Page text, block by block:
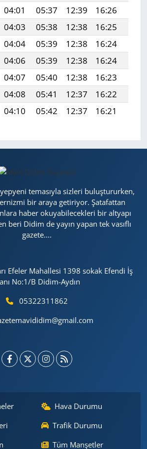
04:01 05:37 12:39 16:26
04:03 05:38 12:38 16:25
04:04 05:39 12:38 16:24
04:06 05:39 12:38 16:24
04:07 05:40 12:38 16:23
04:08 05:41 12:37 16:22
04:10 05:42 12:37 16:21
temasıyla sizleri buluştururken,
bir araya getiriyor. Şatafattan
haber okuyabilecekleri bir altyapı
beri Didim de yayın yapan tek vasıflı
gazete....
Efeler Mahallesi 1398 sokak Efendi İş
No:1/B Didim-Aydın
05322311862
Hava Durumu
Trafik Durumu
Tüm Manşetler